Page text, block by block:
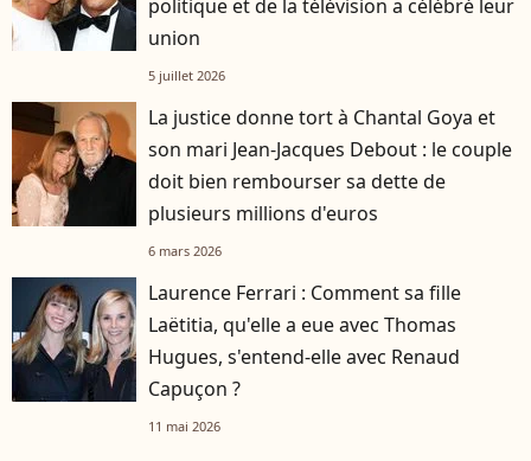
politique et de la télévision a célébré leur
union
5 juillet 2026
La justice donne tort à Chantal Goya et
son mari Jean-Jacques Debout : le couple
doit bien rembourser sa dette de
plusieurs millions d'euros
6 mars 2026
Laurence Ferrari : Comment sa fille
Laëtitia, qu'elle a eue avec Thomas
Hugues, s'entend-elle avec Renaud
Capuçon ?
11 mai 2026